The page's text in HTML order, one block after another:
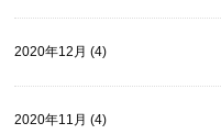
2020年12月 (4)
2020年11月 (4)